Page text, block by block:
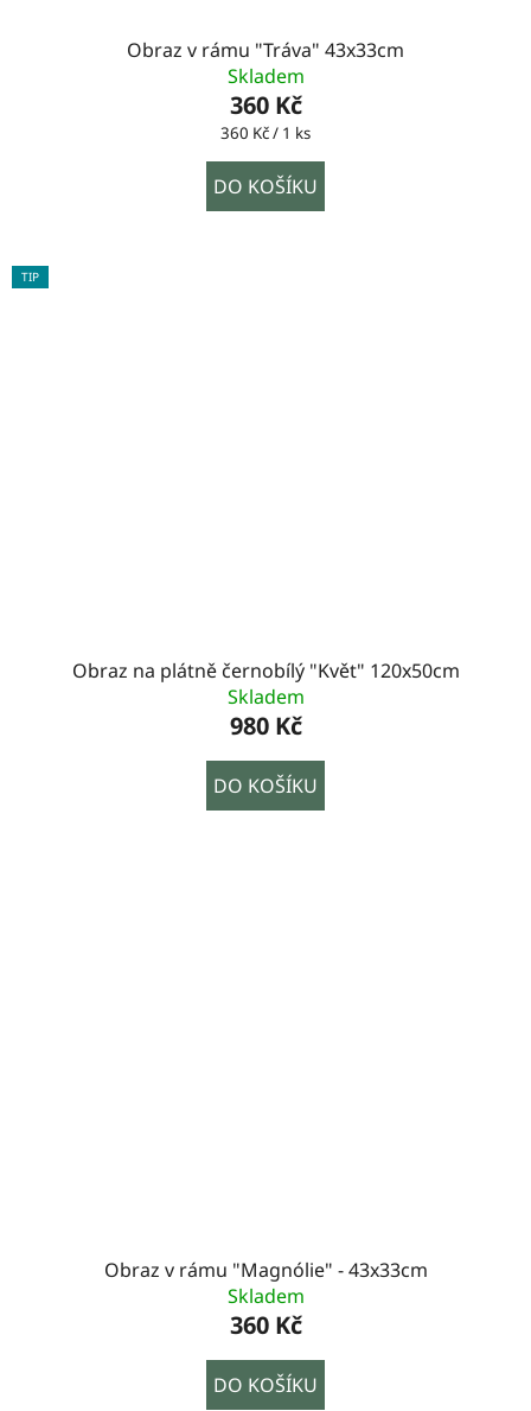
Obraz v rámu "Tráva" 43x33cm
Skladem
360 Kč
Měrná
360 Kč / 1 ks
DO KOŠÍKU
TIP
Obraz na plátně černobílý "Květ" 120x50cm
Skladem
980 Kč
DO KOŠÍKU
Obraz v rámu "Magnólie" - 43x33cm
Skladem
360 Kč
DO KOŠÍKU